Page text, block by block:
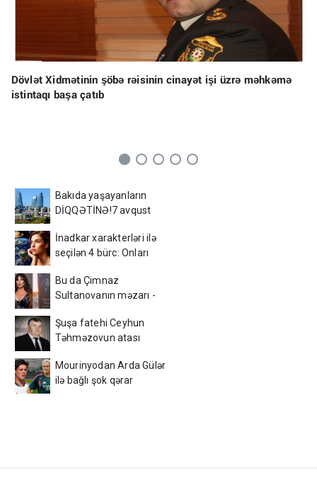
Dövlət Xidmətinin şöbə rəisinin cinayət işi üzrə məhkəmə
istintaqı başa çatıb
Bakıda yaşayanların
DİQQƏTİNƏ!7 avqust
etibarən...
İnadkar xarakterləri ilə
seçilən 4 bürc: Onları
çətindir
Bu da Çimnaz
Sultanovanın məzarı -
Şuşa fatehi Ceyhun
Təhməzovun atası
Mourinyodan Arda Gülər
ilə bağlı şok qərar